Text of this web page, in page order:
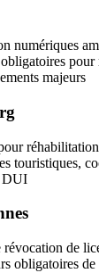
numériques
pour
majeurs
touristiques,
DUI
révocation de
obligatoires